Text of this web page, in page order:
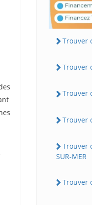
Trouver
Trouver
Trouver
Trouver
Trouver
SUR-MER
Trouver